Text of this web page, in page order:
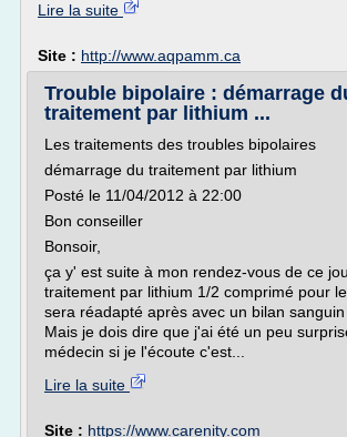
Lire la suite
Site : http://www.aqpamm.ca
Trouble bipolaire : démarrage
traitement par lithium ...
Les traitements des troubles bipolaires
démarrage du traitement par lithium
Posté le 11/04/2012 à 22:00
Bon conseiller
Bonsoir,
ça y' est suite à mon rendez-vous de ce
traitement par lithium 1/2 comprimé pour
sera réadapté après avec un bilan sanguin
Mais je dois dire que j'ai été un peu
médecin si je l'écoute c'est...
Lire la suite
Site : https://www.carenity.com